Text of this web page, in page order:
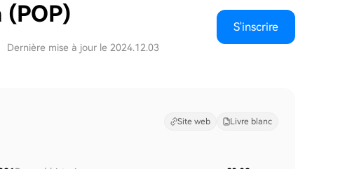
Dernière mise à jour le 2024.12.03
S'inscrire
Site web Livre blanc